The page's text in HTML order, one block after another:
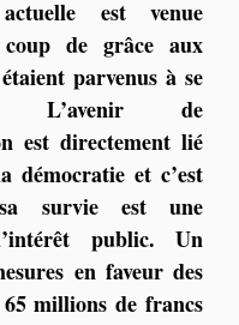
est venue
de grâce aux
parvenus à se
L’avenir de
est directement lié
démocratie et c’est
survie est une
public. Un
en faveur des
millions de francs